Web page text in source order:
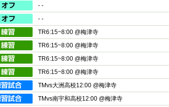
- -
- -
TR6:15~8:00 @梅津寺
TR6:15~8:00 @梅津寺
TR6:15~8:00 @梅津寺
TR6:15~8:00 @梅津寺
TMvs大洲高校12:00 @梅津寺
TMvs南宇和高校12:00 @梅津寺